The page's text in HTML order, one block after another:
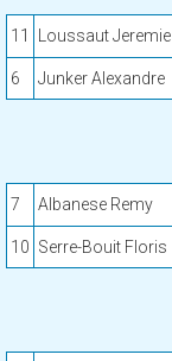
11 Loussaut Jeremie
6 Junker Alexandre
7 Albanese Remy
10 Serre-Bouit Floris